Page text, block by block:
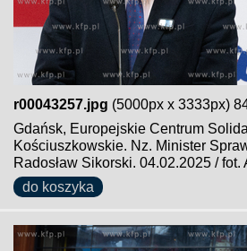
r00043257.jpg (5000px x 3333px)
Gdańsk, Europejskie Centrum
Kościuszkowskie. Nz. Minister
Radosław Sikorski. 04.02.2025 /
do koszyka